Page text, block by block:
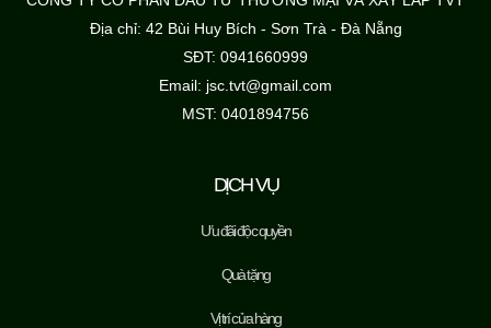
Địa chỉ: 42 Bùi Huy Bích - Sơn Trà - Đà Nẵng
SĐT: 0941660999
Email: jsc.tvt@gmail.com
MST: 0401894756
DỊCH VỤ
Ưu đãi độc quyền
Quà tặng
Vị trí cửa hàng